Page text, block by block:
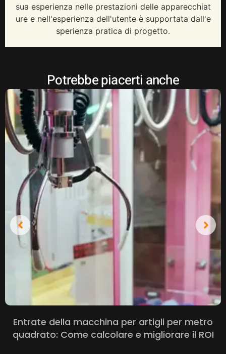
sua esperienza nelle prestazioni delle apparecchiat
ure e nell'esperienza dell'utente è supportata dall'e
sperienza pratica di progetto.
Potrebbe piacerti anche
Entrate della macchina per artigli per metro
quadrato: Come calcolare e migliorare il ROI